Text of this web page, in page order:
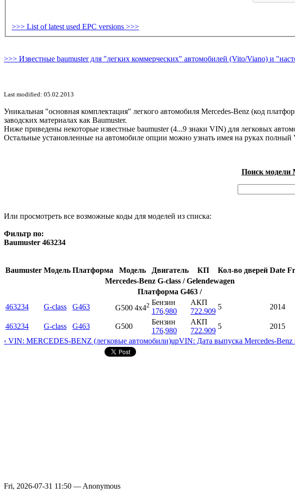
>>> List of latest used EPC versions >>>
>>> Известные baumuster для "легких коммерческих" автомобилей (Vito/Viano) и
Last modified: 05.02.2013
Уникальная "основная комплектация" легкого автомобиля Mercedes-Benz (код
заводских материалах как Baumuster.
Ниже приведены некоторые известные baumuster (4...9 знаки VIN) для легковых
Остальные установленные на автомобиле опции можно узнать имея на руках полный
Поиск модели
Или просмотреть все возможные коды для моделей из списка:
Фильтр по:
Baumuster 463234
Baumuster Модель Платформа Модель Двигатель КП Кол-во дверей Date
Mercedes-Benz G-class / Gelendewagen
Платформа G463 /
463234
G-class G463 G500 4x42 Бензин
176.980
АКП
722.909
5 2014
463234 G-class G463 G500
Бензин
176.980
АКП
722.909
5
2015
‹ VIN: MERCEDES-BENZ (легковые автомобили)upVIN: Дата выпуска Mercedes-Benz
Fri, 2026-07-31 11:50 — Anonymous